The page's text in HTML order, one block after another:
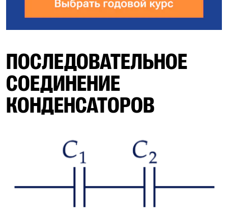
ПОСЛЕДОВАТЕЛЬНОЕ
СОЕДИНЕНИЕ
КОНДЕНСАТОРОВ